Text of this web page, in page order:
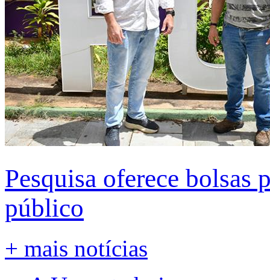
Pesquisa oferece bolsas
público
+ mais notícias